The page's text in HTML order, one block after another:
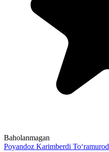
Baholanmagan
Poyandoz Karimberdi To‘ramurod